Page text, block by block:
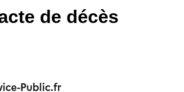
de décès